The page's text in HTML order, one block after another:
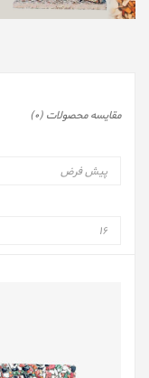
مقایسه محصولات (0)